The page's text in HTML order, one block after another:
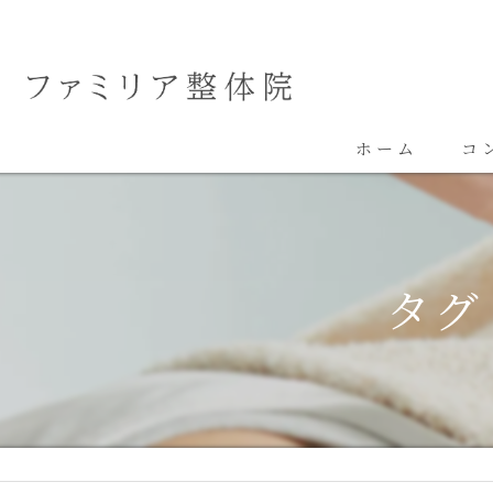
ホーム コ
タ